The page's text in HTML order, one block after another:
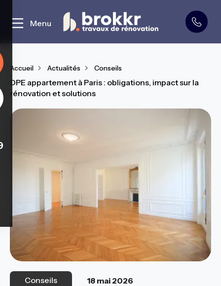
Curage et démolition
Menu
Accueil Actualités Conseils
DPE appartement à Paris : obligations, impact sur la
rénovation et solutions
Conseils 18 mai 2026